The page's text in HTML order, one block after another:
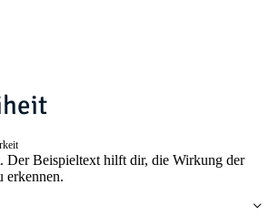
Der Beispieltext hilft dir, die Wirkung der
erkennen.